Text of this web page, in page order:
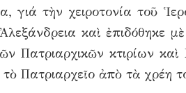
γιά τὴν χειροτονία τοῦ
καὶ ἐπιδόθηκε
Πατριαρχικῶν κτιρίων
Πατριαρχεῖο ἀπὸ τὰ χρέη